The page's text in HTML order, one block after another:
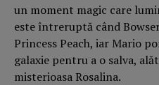
un moment magic care
este întreruptă când
Princess Peach, iar Mario
galaxie pentru a o salva,
misterioasa Rosalina.